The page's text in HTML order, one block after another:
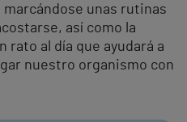
unas rutinas
así como la
rato al día que ayudará a
nuestro organismo con